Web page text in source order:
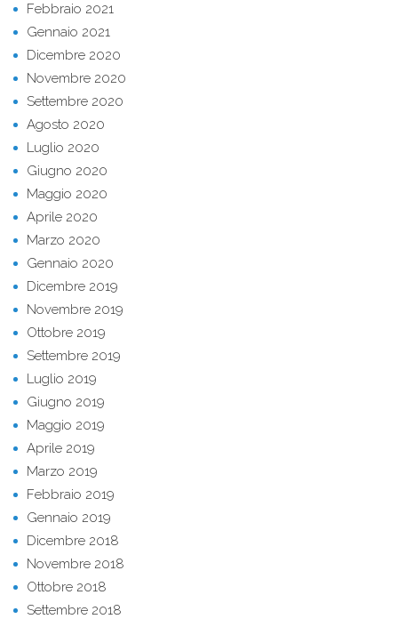
Febbraio 2021
Gennaio 2021
Dicembre 2020
Novembre 2020
Settembre 2020
Agosto 2020
Luglio 2020
Giugno 2020
Maggio 2020
Aprile 2020
Marzo 2020
Gennaio 2020
Dicembre 2019
Novembre 2019
Ottobre 2019
Settembre 2019
Luglio 2019
Giugno 2019
Maggio 2019
Aprile 2019
Marzo 2019
Febbraio 2019
Gennaio 2019
Dicembre 2018
Novembre 2018
Ottobre 2018
Settembre 2018